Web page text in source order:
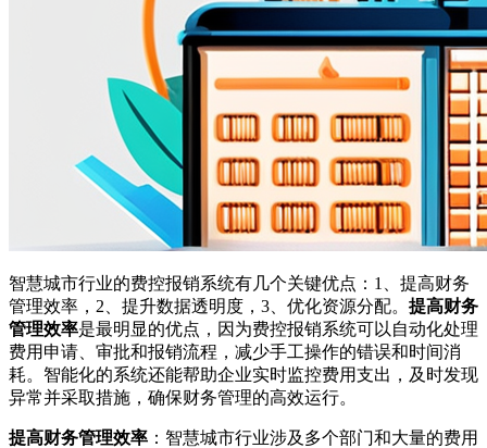
智慧城市行业的费控报销系统有几个关键优点：1、提高财务
管理效率，2、提升数据透明度，3、优化资源分配。 提高财务
管理效率是最明显的优点，因为费控报销系统可以自动化处理
费用申请、审批和报销流程，减少手工操作的错误和时间消
耗。智能化的系统还能帮助企业实时监控费用支出，及时发现
异常并采取措施，确保财务管理的高效运行。
提高财务管理效率 ：智慧城市行业涉及多个部门和大量的费用